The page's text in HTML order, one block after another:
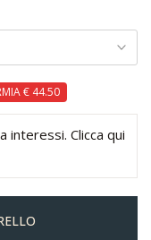
€ 44.50
interessi. Clicca qui